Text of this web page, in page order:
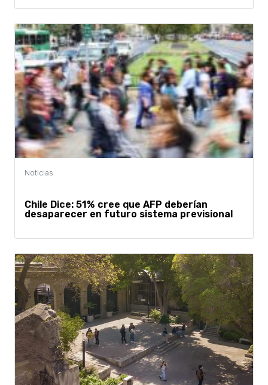
Chile Dice: 51% cree que AFP deberían
desaparecer en futuro sistema previsional